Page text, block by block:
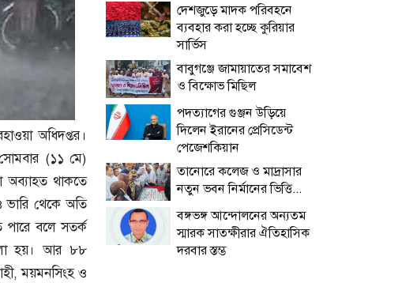
অধিদপ্তর।
(১১ মে)
অব্যাহত থাকতে
ভারি থেকে অতি
পারে বলে সতর্ক
বলা হয়। আর ৮৮
ময়মনসিংহ ও
দেশজুড়ে মাদক পরিবহনে
ব্যবহার করা হচ্ছে কুরিয়ার
সার্ভিস
বাবুগঞ্জে জামায়াতের সমাবেশ
ও বিক্ষোভ মিছিল
পদত্যাগের গুঞ্জন উড়িয়ে
দিলেন ইরানের প্রেসিডেন্ট
পেজেশকিয়ান
তানোরে কলেজ ও মাদ্রাসার
নতুন ভবন নির্মানের ভিত্তি...
বঙ্গভঙ্গ আন্দোলনের অন্যতম
স্মারক সাতক্ষীরার ঐতিহাসিক
দরবার স্তম্ভ